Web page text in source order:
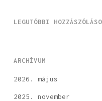
LEGUTÓBBI
ARCHÍVUM
2026. május
2025. november